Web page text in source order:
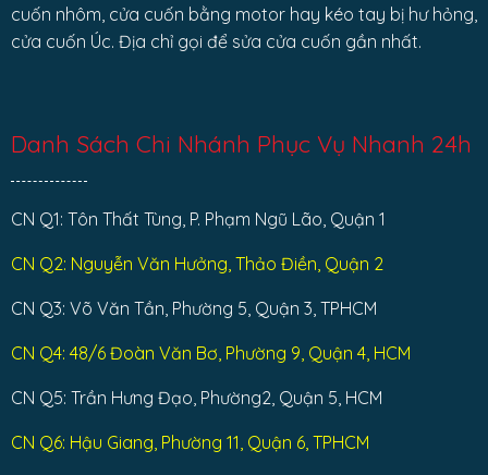
cuốn nhôm, cửa cuốn bằng motor hay kéo tay bị hư hỏng,
cửa cuốn Úc. Địa chỉ gọi để sửa cửa cuốn gần nhất.
Danh Sách Chi Nhánh Phục Vụ Nhanh 24h
CN Q1: Tôn Thất Tùng, P. Phạm Ngũ Lão, Quận 1
CN Q2: Nguyễn Văn Hưởng, Thảo Điền, Quận 2
CN Q3: Võ Văn Tần, Phường 5, Quận 3, TPHCM
CN Q4: 48/6 Đoàn Văn Bơ, Phường 9, Quận 4, HCM
CN Q5: Trần Hưng Đạo, Phường2, Quận 5, HCM
CN Q6: Hậu Giang, Phường 11, Quận 6, TPHCM